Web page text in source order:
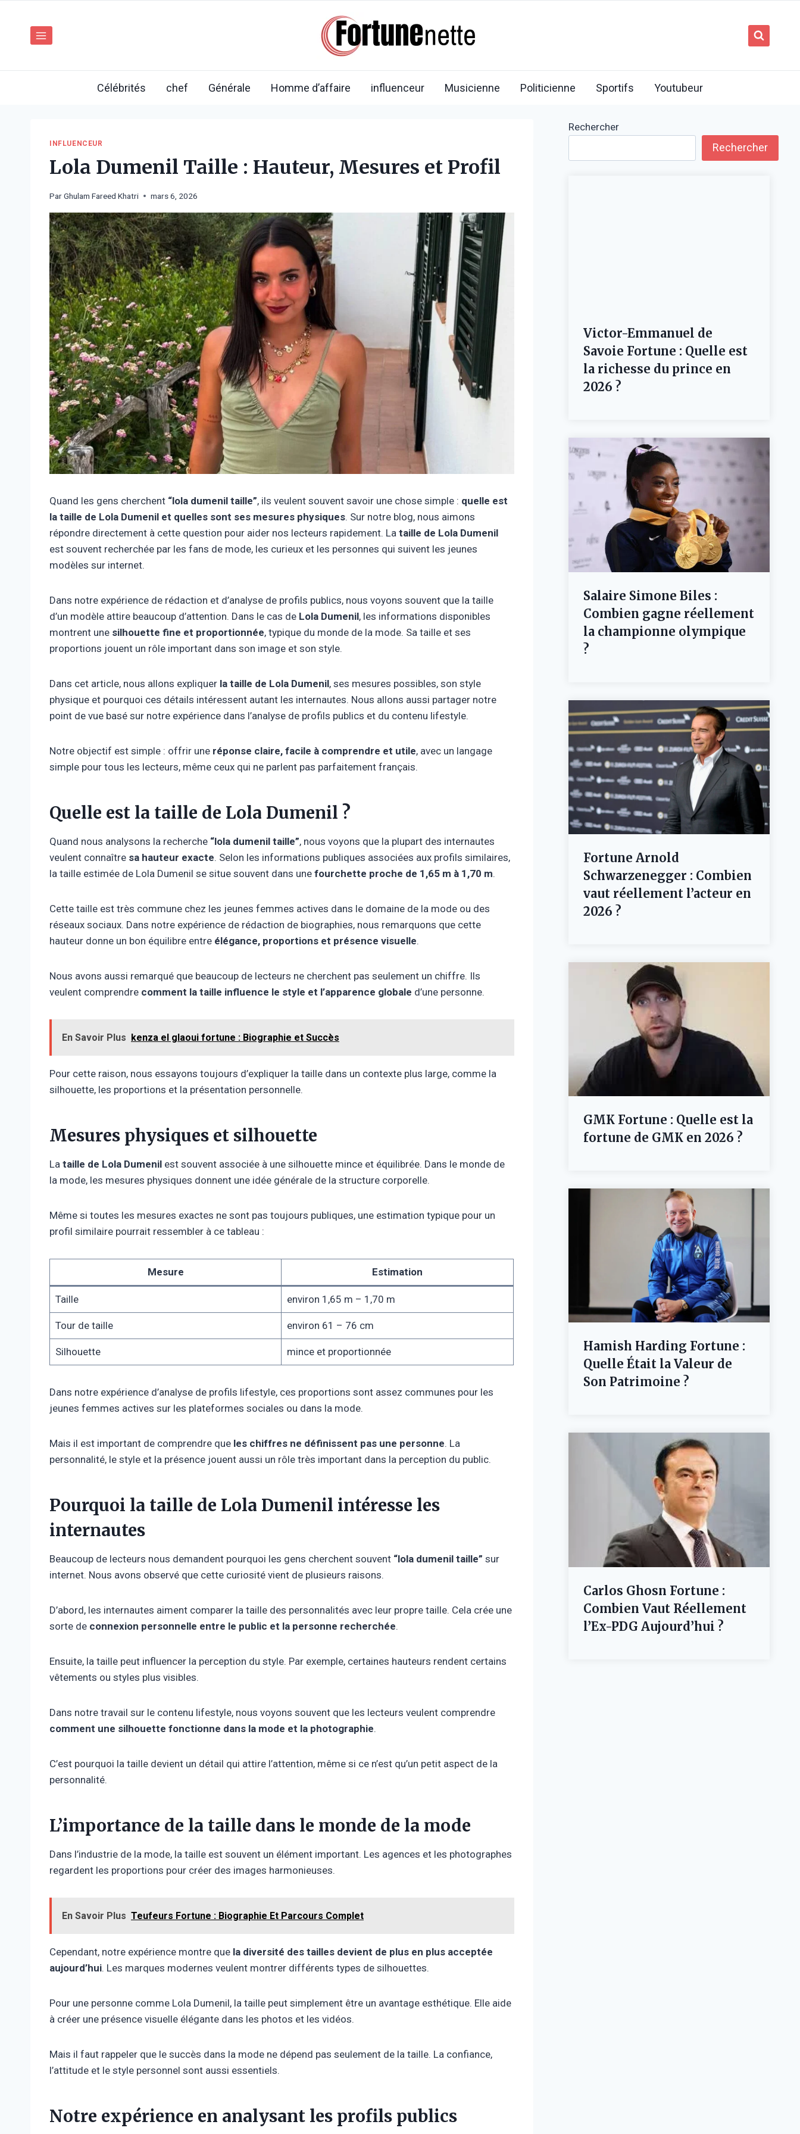
Célébrités chef Générale Homme d’affaire influenceur Musicienne Politicienne Sportifs Youtubeur
INFLUENCEUR
Lola Dumenil Taille : Hauteur, Mesures et Profil
ParGhulam Fareed Khatri mars 6, 2026
Quand les gens cherchent “lola dumenil taille”, ils veulent souvent savoir une chose simple : quelle est
la taille de Lola Dumenil et quelles sont ses mesures physiques. Sur notre blog, nous aimons
répondre directement à cette question pour aider nos lecteurs rapidement. La taille de Lola Dumenil
est souvent recherchée par les fans de mode, les curieux et les personnes qui suivent les jeunes
modèles sur internet.
Dans notre expérience de rédaction et d’analyse de profils publics, nous voyons souvent que la taille
d’un modèle attire beaucoup d’attention. Dans le cas de Lola Dumenil, les informations disponibles
montrent une silhouette fine et proportionnée, typique du monde de la mode. Sa taille et ses
proportions jouent un rôle important dans son image et son style.
Dans cet article, nous allons expliquer la taille de Lola Dumenil, ses mesures possibles, son style
physique et pourquoi ces détails intéressent autant les internautes. Nous allons aussi partager notre
point de vue basé sur notre expérience dans l’analyse de profils publics et du contenu lifestyle.
Notre objectif est simple : offrir une réponse claire, facile à comprendre et utile, avec un langage
simple pour tous les lecteurs, même ceux qui ne parlent pas parfaitement français.
Quelle est la taille de Lola Dumenil ?
Quand nous analysons la recherche “lola dumenil taille”, nous voyons que la plupart des internautes
veulent connaître sa hauteur exacte. Selon les informations publiques associées aux profils similaires,
la taille estimée de Lola Dumenil se situe souvent dans une fourchette proche de 1,65 m à 1,70 m.
Cette taille est très commune chez les jeunes femmes actives dans le domaine de la mode ou des
réseaux sociaux. Dans notre expérience de rédaction de biographies, nous remarquons que cette
hauteur donne un bon équilibre entre élégance, proportions et présence visuelle.
Nous avons aussi remarqué que beaucoup de lecteurs ne cherchent pas seulement un chiffre. Ils
veulent comprendre comment la taille influence le style et l’apparence globale d’une personne.
En Savoir Plus kenza el glaoui fortune : Biographie et Succès
Pour cette raison, nous essayons toujours d’expliquer la taille dans un contexte plus large, comme la
silhouette, les proportions et la présentation personnelle.
Mesures physiques et silhouette
La taille de Lola Dumenil est souvent associée à une silhouette mince et équilibrée. Dans le monde de
la mode, les mesures physiques donnent une idée générale de la structure corporelle.
Même si toutes les mesures exactes ne sont pas toujours publiques, une estimation typique pour un
profil similaire pourrait ressembler à ce tableau :
Mesure Estimation
Taille environ 1,65 m – 1,70 m
Tour de taille environ 61 – 76 cm
Silhouette mince et proportionnée
Dans notre expérience d’analyse de profils lifestyle, ces proportions sont assez communes pour les
jeunes femmes actives sur les plateformes sociales ou dans la mode.
Mais il est important de comprendre que les chiffres ne définissent pas une personne. La
personnalité, le style et la présence jouent aussi un rôle très important dans la perception du public.
Pourquoi la taille de Lola Dumenil intéresse les
internautes
Beaucoup de lecteurs nous demandent pourquoi les gens cherchent souvent “lola dumenil taille” sur
internet. Nous avons observé que cette curiosité vient de plusieurs raisons.
D’abord, les internautes aiment comparer la taille des personnalités avec leur propre taille. Cela crée une
sorte de connexion personnelle entre le public et la personne recherchée.
Ensuite, la taille peut influencer la perception du style. Par exemple, certaines hauteurs rendent certains
vêtements ou styles plus visibles.
Dans notre travail sur le contenu lifestyle, nous voyons souvent que les lecteurs veulent comprendre
comment une silhouette fonctionne dans la mode et la photographie.
C’est pourquoi la taille devient un détail qui attire l’attention, même si ce n’est qu’un petit aspect de la
personnalité.
L’importance de la taille dans le monde de la mode
Dans l’industrie de la mode, la taille est souvent un élément important. Les agences et les photographes
regardent les proportions pour créer des images harmonieuses.
En Savoir Plus Teufeurs Fortune : Biographie Et Parcours Complet
Cependant, notre expérience montre que la diversité des tailles devient de plus en plus acceptée
aujourd’hui. Les marques modernes veulent montrer différents types de silhouettes.
Pour une personne comme Lola Dumenil, la taille peut simplement être un avantage esthétique. Elle aide
à créer une présence visuelle élégante dans les photos et les vidéos.
Mais il faut rappeler que le succès dans la mode ne dépend pas seulement de la taille. La confiance,
l’attitude et le style personnel sont aussi essentiels.
Notre expérience en analysant les profils publics
Rechercher
Rechercher
Victor-Emmanuel de
Savoie Fortune : Quelle est
la richesse du prince en
2026 ?
Salaire Simone Biles :
Combien gagne réellement
la championne olympique
?
Fortune Arnold
Schwarzenegger : Combien
vaut réellement l’acteur en
2026 ?
GMK Fortune : Quelle est la
fortune de GMK en 2026 ?
Hamish Harding Fortune :
Quelle Était la Valeur de
Son Patrimoine ?
Carlos Ghosn Fortune :
Combien Vaut Réellement
l’Ex-PDG Aujourd’hui ?